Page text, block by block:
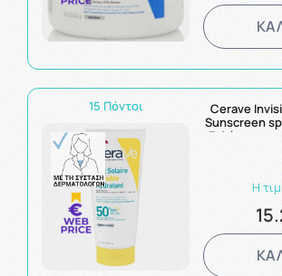
15 Πόντοι
Cerave
Sunscreen
Γαλάκτωμα
Η